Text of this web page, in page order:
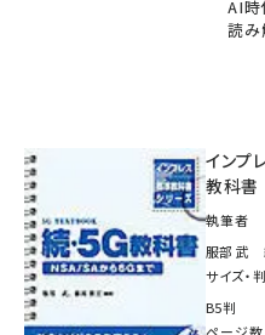
AI時
読み
インプ
教科
執筆者
服部 武
サイズ・
B5判
ページ数